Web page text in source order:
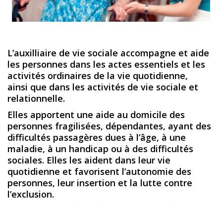
L’auxilliaire de vie sociale accompagne et aide
les personnes dans les actes essentiels et les
activités ordinaires de la vie quotidienne,
ainsi que dans les activités de vie sociale et
relationnelle.
Elles apportent une aide au domicile des
personnes fragilisées, dépendantes, ayant des
difficultés passagères dues à l’âge, à une
maladie, à un handicap ou à des difficultés
sociales. Elles les aident dans leur vie
quotidienne et favorisent l’autonomie des
personnes, leur insertion et la lutte contre
l’exclusion.